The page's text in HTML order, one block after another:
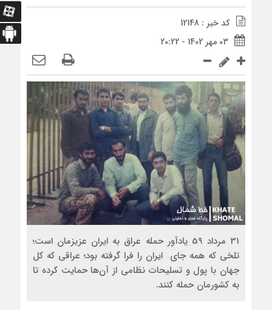
کد خبر : 12148
03 مهر 1402 - 20:22
31 مرداد 59 یادآور حمله عراق به ایران عزیزمان است؛
تلخی که همه جای ایران را فرا گرفته بود؛ عراقی که کل
جهان با پول و تسلیحات نظامی از آن‌ها حمایت کرده تا
به کشورمان حمله کنند.